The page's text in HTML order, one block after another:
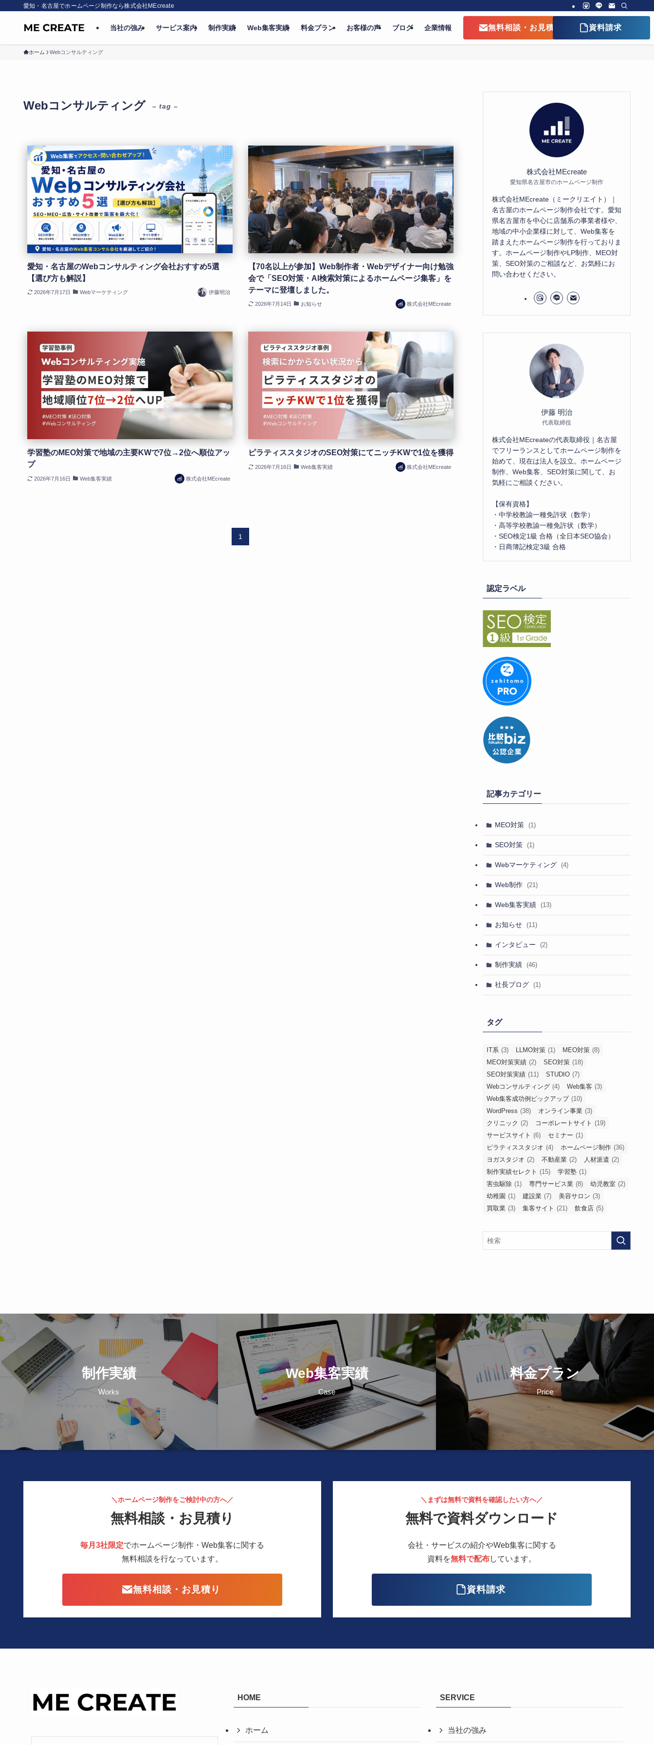
愛知・名古屋でホームページ制作なら株式会社MEcreate
当社の強み サービス案内 制作実績 Web集客実績 料金プラン お客様の声 ブログ 企業情報 無料相談・お見積り 資料請求
ホーム Webコンサルティング
Webコンサルティング – tag –
愛知・名古屋のWebコンサルティング会社おすすめ5選
【選び方も解説】
2026年7月17日 Webマーケティング 伊藤明治
【70名以上が参加】Web制作者・Webデザイナー向け勉強
会で「SEO対策・AI検索対策によるホームページ集客」を
テーマに登壇しました。
2026年7月14日 お知らせ 株式会社MEcreate
学習塾のMEO対策で地域の主要KWで7位→2位へ順位アッ
プ
2026年7月16日 Web集客実績 株式会社MEcreate
ピラティススタジオのSEO対策にてニッチKWで1位を獲得
2026年7月16日 Web集客実績 株式会社MEcreate
1
株式会社MEcreate
愛知県名古屋市のホームページ制作
株式会社MEcreate（ミークリエイト）｜
名古屋のホームページ制作会社です。愛知
県名古屋市を中心に店舗系の事業者様や、
地域の中小企業様に対して、Web集客を
踏まえたホームページ制作を行っておりま
す。ホームページ制作やLP制作、MEO対
策、SEO対策のご相談など、お気軽にお
問い合わせください。
伊藤 明治
代表取締役
株式会社MEcreateの代表取締役｜名古屋
でフリーランスとしてホームページ制作を
始めて、現在は法人を設立。ホームページ
制作、Web集客、SEO対策に関して、お
気軽にご相談ください。
【保有資格】
・中学校教諭一種免許状（数学）
・高等学校教諭一種免許状（数学）
・SEO検定1級 合格（全日本SEO協会）
・日商簿記検定3級 合格
認定ラベル
記事カテゴリー
MEO対策 (1)
SEO対策 (1)
Webマーケティング (4)
Web制作 (21)
Web集客実績 (13)
お知らせ (11)
インタビュー (2)
制作実績 (46)
社長ブログ (1)
タグ
IT系 (3) LLMO対策 (1) MEO対策 (8)
MEO対策実績 (2) SEO対策 (18)
SEO対策実績 (11) STUDIO (7)
Webコンサルティング (4) Web集客 (3)
Web集客成功例ピックアップ (10)
WordPress (38) オンライン事業 (3)
クリニック (2) コーポレートサイト (19)
サービスサイト (6) セミナー (1)
ピラティススタジオ (4) ホームページ制作 (36)
ヨガスタジオ (2) 不動産業 (2) 人材派遣 (2)
制作実績セレクト (15) 学習塾 (1)
害虫駆除 (1) 専門サービス業 (8) 幼児教室 (2)
幼稚園 (1) 建設業 (7) 美容サロン (3)
買取業 (3) 集客サイト (21) 飲食店 (5)
制作実績
Works
Web集客実績
Case
料金プラン
Price
＼ホームページ制作をご検討中の方へ／
無料相談・お見積り
毎月3社限定でホームページ制作・Web集客に関する
無料相談を行なっています。
無料相談・お見積り
＼まずは無料で資料を確認したい方へ／
無料で資料ダウンロード
会社・サービスの紹介やWeb集客に関する
資料を無料で配布しています。
資料請求
HOME
ホーム
SERVICE
当社の強み